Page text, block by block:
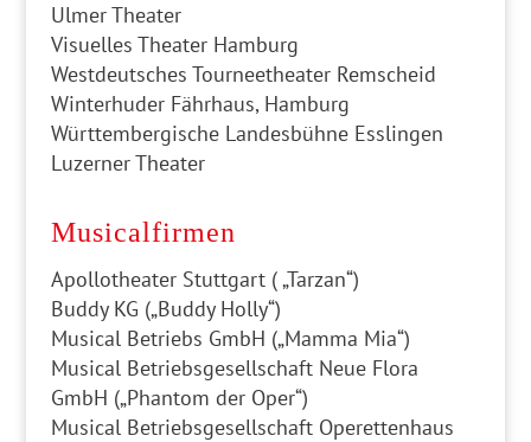
Ulmer Theater
Visuelles Theater Hamburg
Westdeutsches Tourneetheater Remscheid
Winterhuder Fährhaus, Hamburg
Württembergische Landesbühne Esslingen
Luzerner Theater
Musicalfirmen
Apollotheater Stuttgart ( „Tarzan“)
Buddy KG („Buddy Holly“)
Musical Betriebs GmbH („Mamma Mia“)
Musical Betriebsgesellschaft Neue Flora
GmbH („Phantom der Oper“)
Musical Betriebsgesellschaft Operettenhaus